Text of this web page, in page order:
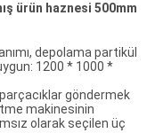
ürün haznesi 500mm
depolama partikül
1200 * 1000 *
göndermek
makinesinin
olarak seçilen üç